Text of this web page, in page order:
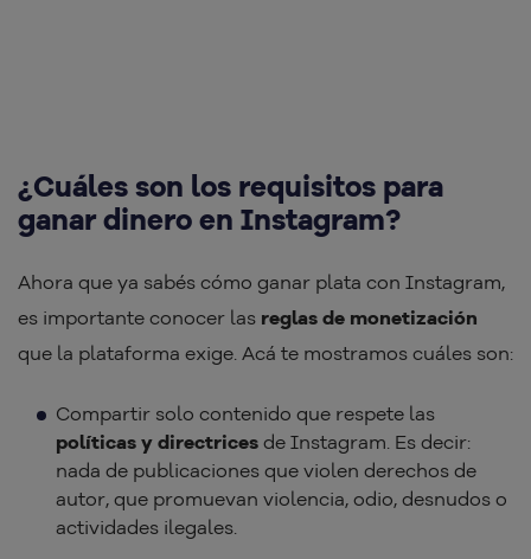
¿Cuáles son los requisitos para
ganar dinero en Instagram?
Ahora que ya sabés cómo ganar plata con Instagram,
es importante conocer las reglas de monetización
que la plataforma exige. Acá te mostramos cuáles son:
Compartir solo contenido que respete las
políticas y directrices de Instagram. Es decir:
nada de publicaciones que violen derechos de
autor, que promuevan violencia, odio, desnudos o
actividades ilegales.